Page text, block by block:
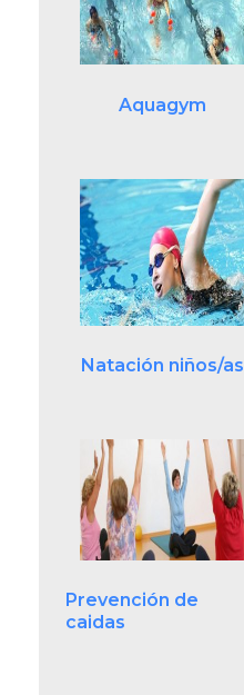
Aquagym
Natación niños/as
Prevención de
caidas